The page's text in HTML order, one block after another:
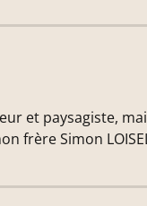
et paysagiste,
frère Simon